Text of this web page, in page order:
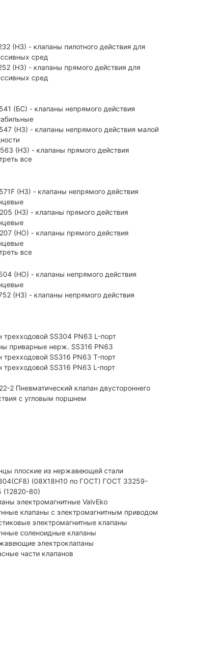
(H3) - клапаны пилотного действия для
сред
(H3) - клапаны прямого действия для
сред
(БС) - клапаны непрямого действия
(НЗ) - клапаны непрямого действия малой
(НЗ) - клапаны прямого действия
все
(НЗ) - клапаны непрямого действия
(НЗ) - клапаны прямого действия
(НО) - клапаны прямого действия
все
(НО) - клапаны непрямого действия
(НЗ) - клапаны непрямого действия
трехходовой SS304 PN63 L-порт
приварные нерж. SS316 PN63
трехходовой SS316 PN63 T-порт
трехходовой SS316 PN63 L-порт
2 Пневматический клапан двустороннего
с угловым поршнем
плоские из нержавеющей стали
(08Х18Н10 по ГОСТ) ГОСТ 33259-
(12820-80)
электромагнитные ValvEko
клапаны с электромагнитным приводом
электромагнитные клапаны
соленоидные клапаны
электроклапаны
части клапанов